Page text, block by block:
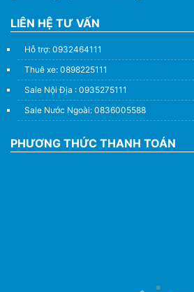
LIÊN HỆ TƯ VẤN
Hỗ trợ: 0932464111
Thuê xe: 0898225111
Sale Nội Địa : 0935275111
Sale Nước Ngoài: 0836005588
PHƯƠNG THỨC THANH TOÁN